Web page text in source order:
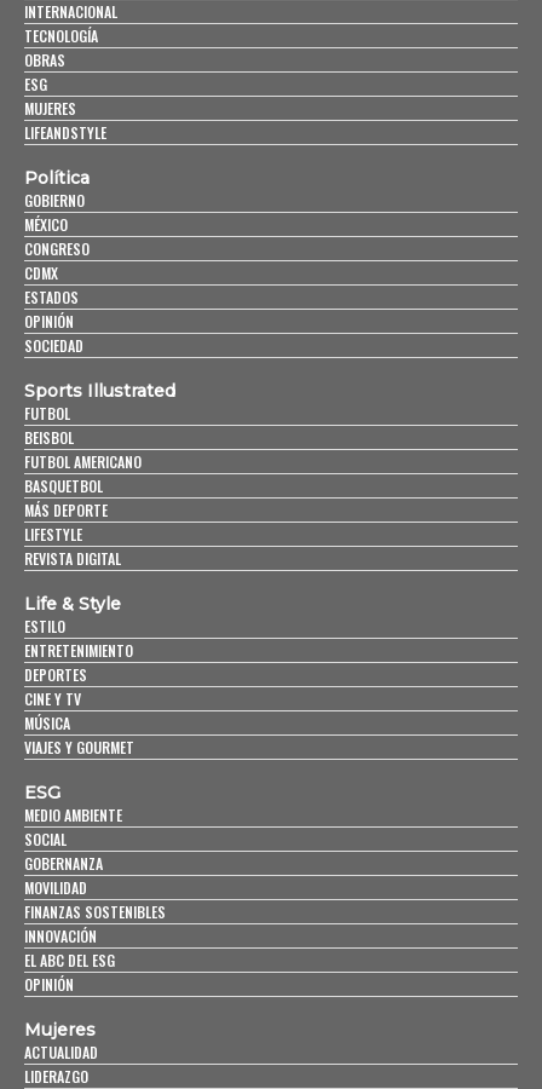
INTERNACIONAL
TECNOLOGÍA
OBRAS
ESG
MUJERES
LIFEANDSTYLE
Política
GOBIERNO
MÉXICO
CONGRESO
CDMX
ESTADOS
OPINIÓN
SOCIEDAD
Sports Illustrated
FUTBOL
BEISBOL
FUTBOL AMERICANO
BASQUETBOL
MÁS DEPORTE
LIFESTYLE
REVISTA DIGITAL
Life & Style
ESTILO
ENTRETENIMIENTO
DEPORTES
CINE Y TV
MÚSICA
VIAJES Y GOURMET
ESG
MEDIO AMBIENTE
SOCIAL
GOBERNANZA
MOVILIDAD
FINANZAS SOSTENIBLES
INNOVACIÓN
EL ABC DEL ESG
OPINIÓN
Mujeres
ACTUALIDAD
LIDERAZGO